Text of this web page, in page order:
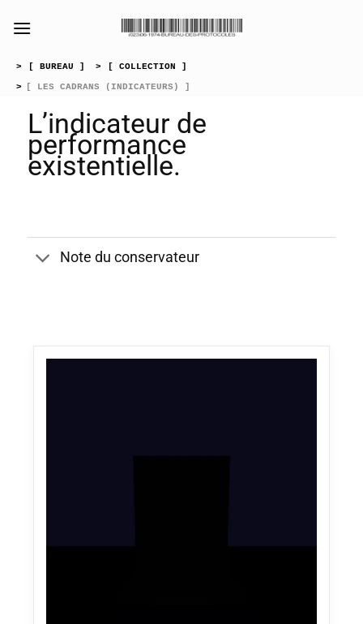
> [ BUREAU ] > [ COLLECTION ]
> [ LES CADRANS (INDICATEURS) ]
L’indicateur de
performance
existentielle.
Note du conservateur